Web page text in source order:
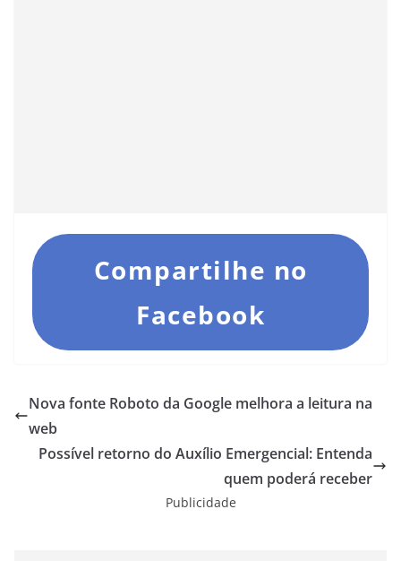
Compartilhe no
Facebook
Nova fonte Roboto da Google melhora a leitura na
web
Possível retorno do Auxílio Emergencial: Entenda
quem poderá receber
Publicidade